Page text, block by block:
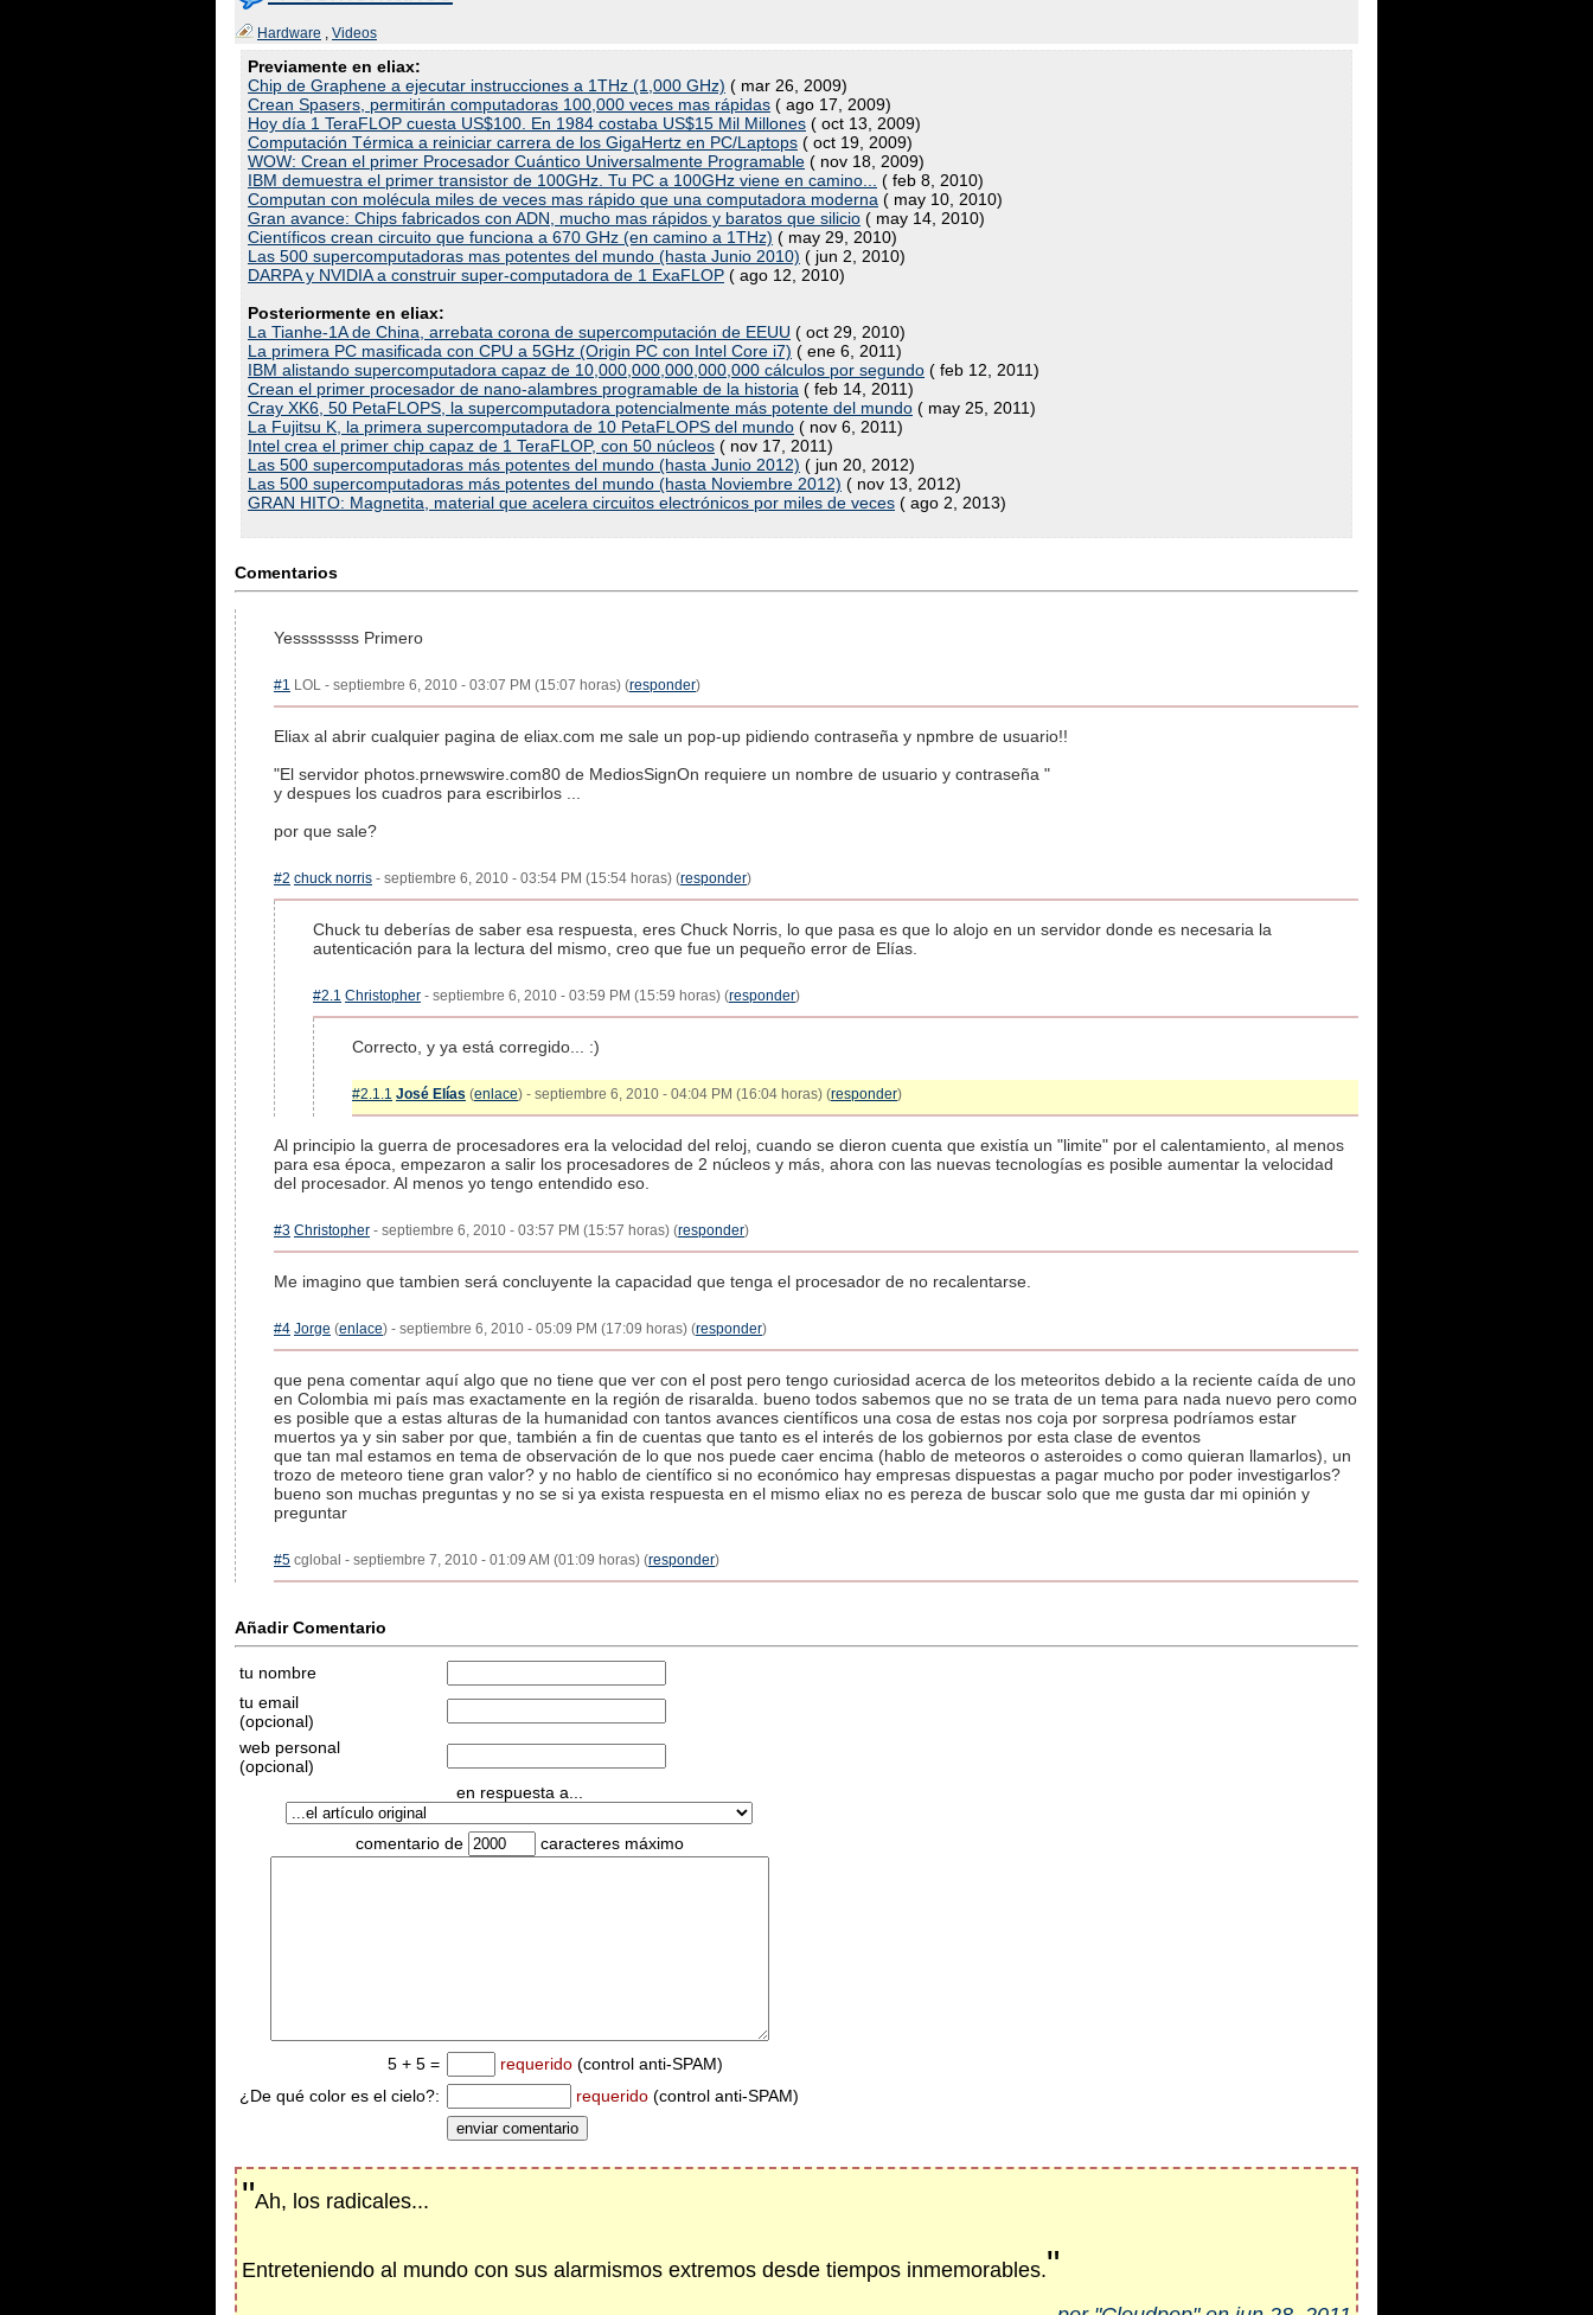
Hardware , Videos
Previamente en eliax:
Chip de Graphene a ejecutar instrucciones a 1THz (1,000 GHz) ( mar 26, 2009)
Crean Spasers, permitirán computadoras 100,000 veces mas rápidas ( ago 17, 2009)
Hoy día 1 TeraFLOP cuesta US$100. En 1984 costaba US$15 Mil Millones ( oct 13, 2009)
Computación Térmica a reiniciar carrera de los GigaHertz en PC/Laptops ( oct 19, 2009)
WOW: Crean el primer Procesador Cuántico Universalmente Programable ( nov 18, 2009)
IBM demuestra el primer transistor de 100GHz. Tu PC a 100GHz viene en camino...
( feb 8, 2010)
Computan con molécula miles de veces mas rápido que una computadora moderna ( may 10, 2010)
Gran avance: Chips fabricados con ADN, mucho mas rápidos y baratos que silicio ( may 14, 2010)
Científicos crean circuito que funciona a 670 GHz (en camino a 1THz) ( may 29, 2010)
Las 500 supercomputadoras mas potentes del mundo (hasta Junio 2010) ( jun 2, 2010)
DARPA y NVIDIA a construir super-computadora de 1 ExaFLOP ( ago 12, 2010)
Posteriormente en eliax:
La Tianhe-1A de China, arrebata corona de supercomputación de EEUU ( oct 29, 2010)
La primera PC masificada con CPU a 5GHz (Origin PC con Intel Core i7) ( ene 6, 2011)
IBM alistando supercomputadora capaz de 10,000,000,000,000,000 cálculos por segundo ( feb 12, 2011)
Crean el primer procesador de nano-alambres programable de la historia ( feb 14, 2011)
Cray XK6, 50 PetaFLOPS, la supercomputadora potencialmente más potente del mundo ( may 25, 2011)
La Fujitsu K, la primera supercomputadora de 10 PetaFLOPS del mundo ( nov 6, 2011)
Intel crea el primer chip capaz de 1 TeraFLOP, con 50 núcleos ( nov 17, 2011)
Las 500 supercomputadoras más potentes del mundo (hasta Junio 2012) ( jun 20, 2012)
Las 500 supercomputadoras más potentes del mundo (hasta Noviembre 2012) ( nov 13, 2012)
GRAN HITO: Magnetita, material que acelera circuitos electrónicos por miles de veces ( ago 2, 2013)
Comentarios
Yessssssss Primero
#1 LOL - septiembre 6, 2010 - 03:07 PM (15:07 horas) (responder)
Eliax al abrir cualquier pagina de eliax.com me sale un pop-up pidiendo contraseña y npmbre de usuario!!
"El servidor photos.prnewswire.com80 de MediosSignOn requiere un nombre de usuario y contraseña "
y despues los cuadros para escribirlos ...
por que sale?
#2 chuck norris - septiembre 6, 2010 - 03:54 PM (15:54 horas) (responder)
Chuck tu deberías de saber esa respuesta, eres Chuck Norris, lo que pasa es que lo alojo en un servidor donde es necesaria la
autenticación para la lectura del mismo, creo que fue un pequeño error de Elías.
#2.1 Christopher - septiembre 6, 2010 - 03:59 PM (15:59 horas) (responder)
Correcto, y ya está corregido... :)
#2.1.1 José Elías (enlace) - septiembre 6, 2010 - 04:04 PM (16:04 horas) (responder)
Al principio la guerra de procesadores era la velocidad del reloj, cuando se dieron cuenta que existía un "limite" por el calentamiento, al menos
para esa época, empezaron a salir los procesadores de 2 núcleos y más, ahora con las nuevas tecnologías es posible aumentar la velocidad
del procesador. Al menos yo tengo entendido eso.
#3 Christopher - septiembre 6, 2010 - 03:57 PM (15:57 horas) (responder)
Me imagino que tambien será concluyente la capacidad que tenga el procesador de no recalentarse.
#4 Jorge (enlace) - septiembre 6, 2010 - 05:09 PM (17:09 horas) (responder)
que pena comentar aquí algo que no tiene que ver con el post pero tengo curiosidad acerca de los meteoritos debido a la reciente caída de uno
en Colombia mi país mas exactamente en la región de risaralda. bueno todos sabemos que no se trata de un tema para nada nuevo pero como
es posible que a estas alturas de la humanidad con tantos avances científicos una cosa de estas nos coja por sorpresa podríamos estar
muertos ya y sin saber por que, también a fin de cuentas que tanto es el interés de los gobiernos por esta clase de eventos
que tan mal estamos en tema de observación de lo que nos puede caer encima (hablo de meteoros o asteroides o como quieran llamarlos), un
trozo de meteoro tiene gran valor? y no hablo de científico si no económico hay empresas dispuestas a pagar mucho por poder investigarlos?
bueno son muchas preguntas y no se si ya exista respuesta en el mismo eliax no es pereza de buscar solo que me gusta dar mi opinión y
preguntar
#5 cglobal - septiembre 7, 2010 - 01:09 AM (01:09 horas) (responder)
Añadir Comentario
tu nombre
tu email
(opcional)
web personal
(opcional)
en respuesta a...
comentario de caracteres máximo
5 + 5 = requerido (control anti-SPAM)
¿De qué color es el cielo?:
requerido (control anti-SPAM)
"Ah, los radicales...
Entreteniendo al mundo con sus alarmismos extremos desde tiempos inmemorables."